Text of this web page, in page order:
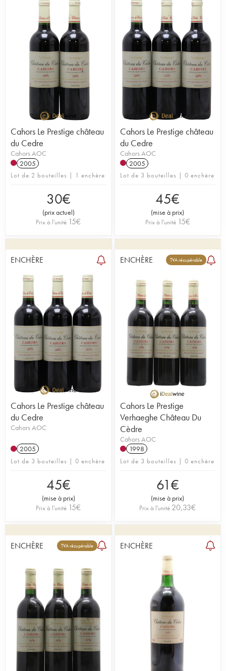
Cahors Le Prestige château
du Cedre
Cahors AOC
2005
Lot de 2 bouteilles | 1 enchère
30€
(prix actuel)
Prix à l'unité 15€
Cahors Le Prestige château
du Cedre
Cahors AOC
2005
Lot de 3 bouteilles | 0 enchère
45€
(mise à prix)
Prix à l'unité 15€
ENCHÈRE
Cahors Le Prestige château
du Cedre
Cahors AOC
2005
Lot de 3 bouteilles | 0 enchère
45€
(mise à prix)
Prix à l'unité 15€
ENCHÈRE TVA récupérable
Cahors Le Prestige
Verhaeghe Château Du
Cèdre
Cahors AOC
1998
Lot de 3 bouteilles | 0 enchère
61€
(mise à prix)
Prix à l'unité 20,33€
ENCHÈRE TVA récupérable ENCHÈRE